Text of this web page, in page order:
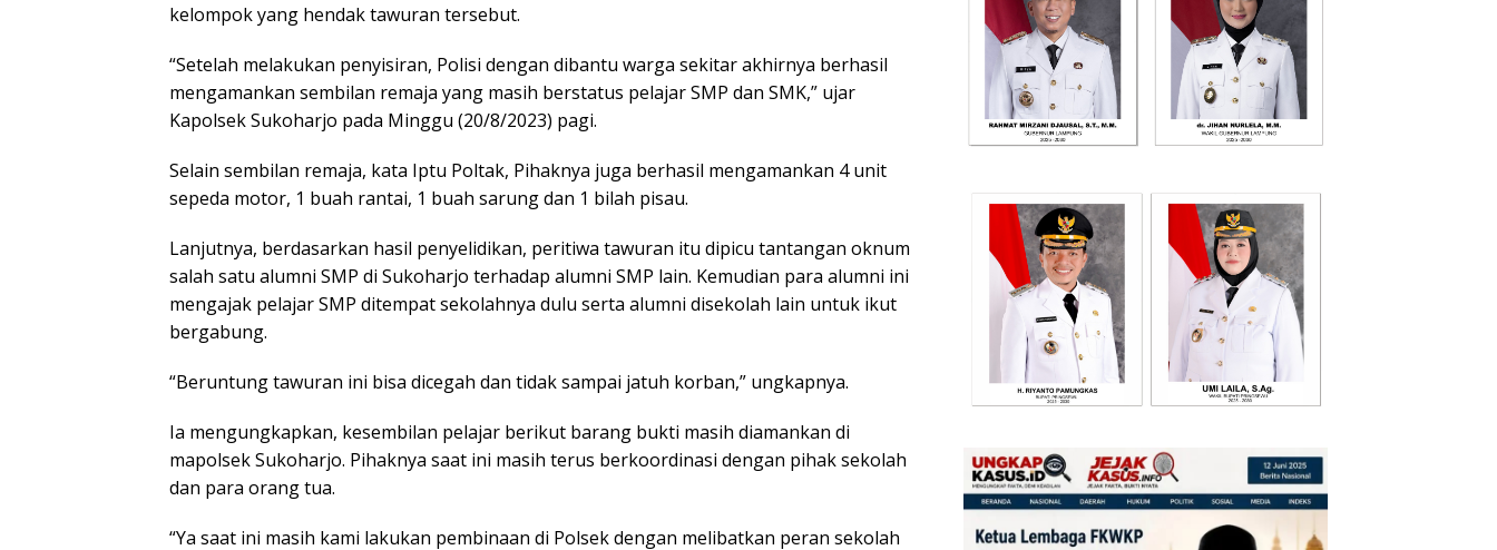
kelompok yang hendak tawuran tersebut.
“Setelah melakukan penyisiran, Polisi dengan dibantu warga sekitar akhirnya berhasil
mengamankan sembilan remaja yang masih berstatus pelajar SMP dan SMK,” ujar
Kapolsek Sukoharjo pada Minggu (20/8/2023) pagi.
Selain sembilan remaja, kata Iptu Poltak, Pihaknya juga berhasil mengamankan 4 unit
sepeda motor, 1 buah rantai, 1 buah sarung dan 1 bilah pisau.
Lanjutnya, berdasarkan hasil penyelidikan, peritiwa tawuran itu dipicu tantangan oknum
salah satu alumni SMP di Sukoharjo terhadap alumni SMP lain. Kemudian para alumni ini
mengajak pelajar SMP ditempat sekolahnya dulu serta alumni disekolah lain untuk ikut
bergabung.
“Beruntung tawuran ini bisa dicegah dan tidak sampai jatuh korban,” ungkapnya.
Ia mengungkapkan, kesembilan pelajar berikut barang bukti masih diamankan di
mapolsek Sukoharjo. Pihaknya saat ini masih terus berkoordinasi dengan pihak sekolah
dan para orang tua.
“Ya saat ini masih kami lakukan pembinaan di Polsek dengan melibatkan peran sekolah